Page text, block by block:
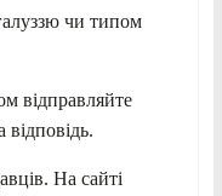
чи типом
відправляйте
На сайті